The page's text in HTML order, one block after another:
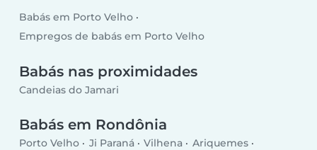
Babás em Porto Velho
Empregos de babás em Porto Velho
Babás nas proximidades
Candeias do Jamari
Babás em Rondônia
Porto Velho Ji Paraná Vilhena
Ariquemes